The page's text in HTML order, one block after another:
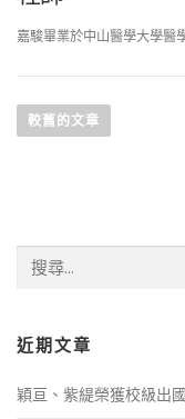
嘉駿畢業於中山醫學大學醫
章
較舊的文章
字:
近期文章
穎亘、紫緹榮獲校級出